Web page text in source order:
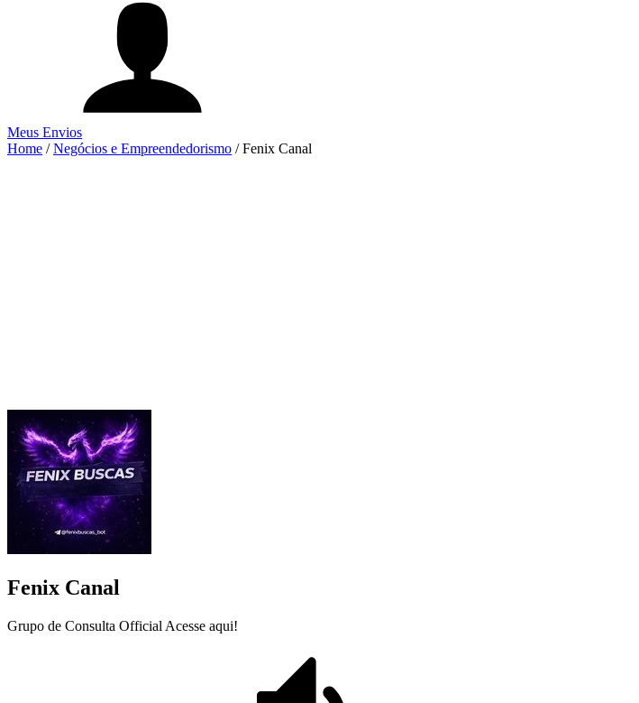
Meus Envios
Home / Negócios e Empreendedorismo / Fenix Canal
Fenix Canal
Grupo de Consulta Official Acesse aqui!